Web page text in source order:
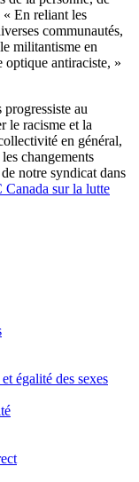
En reliant les
communautés,
militantisme en
optique antiraciste, »
au
le racisme et la
en général,
changements
notre syndicat dans
sur la lutte
égalité des sexes